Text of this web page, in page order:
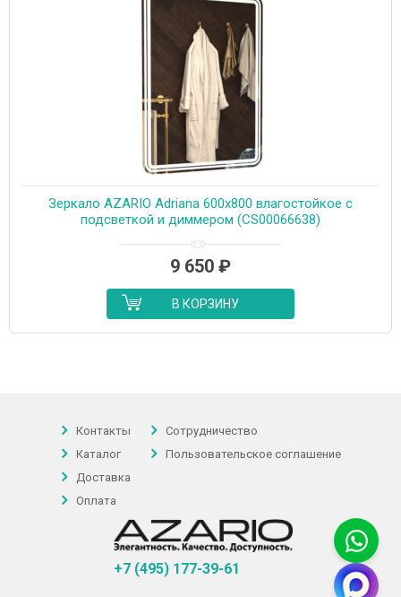
Зеркало AZARIO Adriana 600х800 влагостойкое c
подсветкой и диммером (CS00066638)
9 650 ₽
В КОРЗИНУ
Контакты
Каталог
Доставка
Оплата
Сотрудничество
Пользовательское соглашение
+7 (495) 177-39-61